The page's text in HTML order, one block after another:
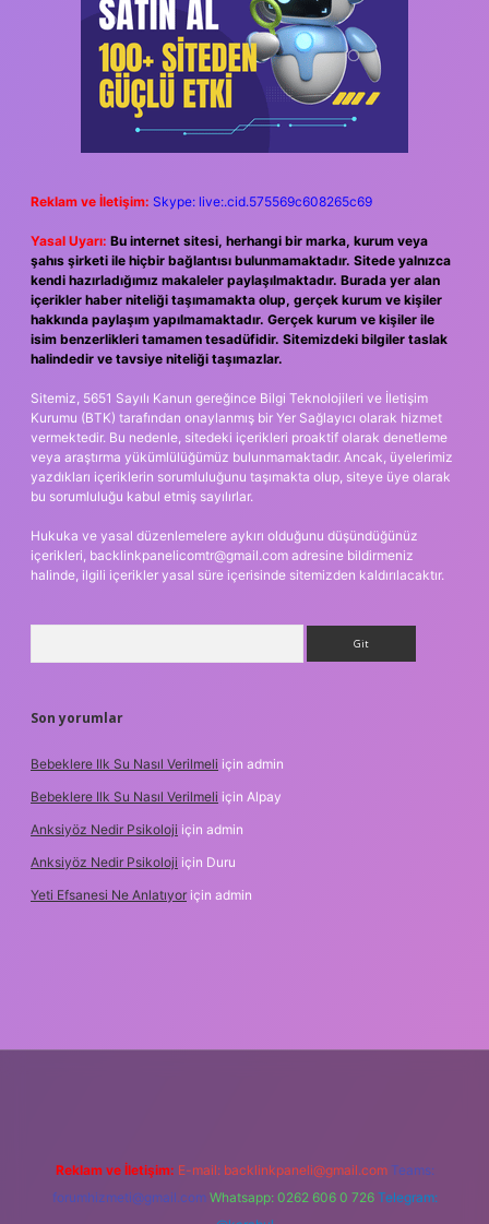
Reklam ve İletişim: Skype: live:.cid.575569c608265c69
Yasal Uyarı: Bu internet sitesi, herhangi bir marka, kurum veya
şahıs şirketi ile hiçbir bağlantısı bulunmamaktadır. Sitede yalnızca
kendi hazırladığımız makaleler paylaşılmaktadır. Burada yer alan
içerikler haber niteliği taşımamakta olup, gerçek kurum ve kişiler
hakkında paylaşım yapılmamaktadır. Gerçek kurum ve kişiler ile
isim benzerlikleri tamamen tesadüfidir. Sitemizdeki bilgiler taslak
halindedir ve tavsiye niteliği taşımazlar.
Sitemiz, 5651 Sayılı Kanun gereğince Bilgi Teknolojileri ve İletişim
Kurumu (BTK) tarafından onaylanmış bir Yer Sağlayıcı olarak hizmet
vermektedir. Bu nedenle, sitedeki içerikleri proaktif olarak denetleme
veya araştırma yükümlülüğümüz bulunmamaktadır. Ancak, üyelerimiz
yazdıkları içeriklerin sorumluluğunu taşımakta olup, siteye üye olarak
bu sorumluluğu kabul etmiş sayılırlar.
Hukuka ve yasal düzenlemelere aykırı olduğunu düşündüğünüz
içerikleri, backlinkpanelicomtr@gmail.com adresine bildirmeniz
halinde, ilgili içerikler yasal süre içerisinde sitemizden kaldırılacaktır.
Son yorumlar
Bebeklere Ilk Su Nasıl Verilmeli için admin
Bebeklere Ilk Su Nasıl Verilmeli için Alpay
Anksiyöz Nedir Psikoloji için admin
Anksiyöz Nedir Psikoloji için Duru
Yeti Efsanesi Ne Anlatıyor için admin
Reklam ve İletişim: E-mail: backlinkpaneli@gmail.com Teams:
forumhizmeti@gmail.com Whatsapp: 0262 606 0 726 Telegram: